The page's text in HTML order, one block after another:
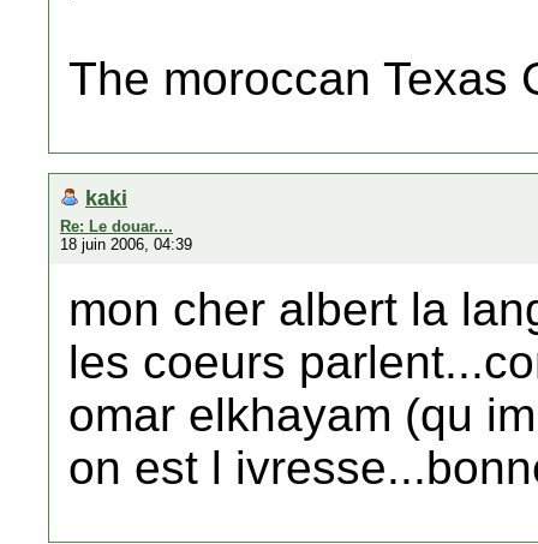
The moroccan Texas
kaki
Re: Le douar....
18 juin 2006, 04:39
mon cher albert la
les coeurs
omar elkhayam (qu
on est l